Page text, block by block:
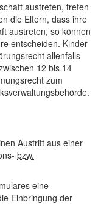
austreten, treten
die Eltern, dass ihre
austreten, so können
entscheiden. Kinder
allenfalls
12 bis 14
zum
Austritt aus einer
bzw.
eine
Einbringung der